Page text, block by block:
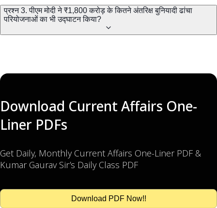
प्रश्न 3. पीएम मोदी ने ₹1,800 करोड़ के कितने अंतरिक्ष बुनियादी ढांचा
परियोजनाओं का भी उद्घाटन किया?
Download Current Affairs One-
Liner PDFs
Get Daily, Monthly Current Affairs One-Liner PDF &
Kumar Gaurav Sir’s Daily Class PDF
Download PDF Now!!